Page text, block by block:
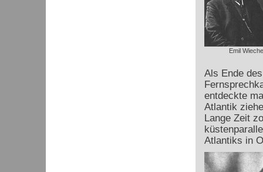
Emil
Als Ende
entdeckte
Atlantik
Lange Zeit
Atlantiks in